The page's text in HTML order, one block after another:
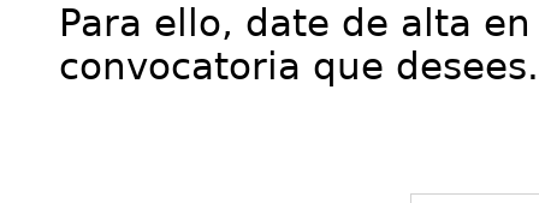
Para ello, date de alta
convocatoria que desees.